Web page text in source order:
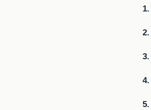
1.
2.
3.
4.
5.